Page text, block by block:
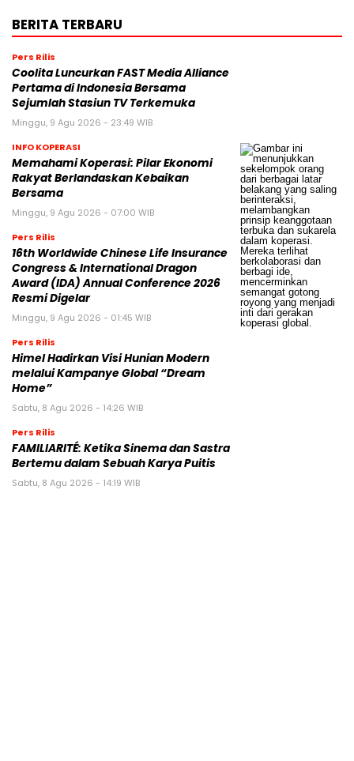
BERITA TERBARU
Pers Rilis
Coolita Luncurkan FAST Media Alliance
Pertama di Indonesia Bersama
Sejumlah Stasiun TV Terkemuka
Minggu, 9 Agu 2026 - 23:49 WIB
INFO KOPERASI
Memahami Koperasi: Pilar Ekonomi
Rakyat Berlandaskan Kebaikan
Bersama
Minggu, 9 Agu 2026 - 07:00 WIB
Pers Rilis
16th Worldwide Chinese Life Insurance
Congress & International Dragon
Award (IDA) Annual Conference 2026
Resmi Digelar
Minggu, 9 Agu 2026 - 01:45 WIB
Pers Rilis
Himel Hadirkan Visi Hunian Modern
melalui Kampanye Global “Dream
Home”
Sabtu, 8 Agu 2026 - 14:26 WIB
Pers Rilis
FAMILIARITÉ: Ketika Sinema dan Sastra
Bertemu dalam Sebuah Karya Puitis
Sabtu, 8 Agu 2026 - 14:19 WIB